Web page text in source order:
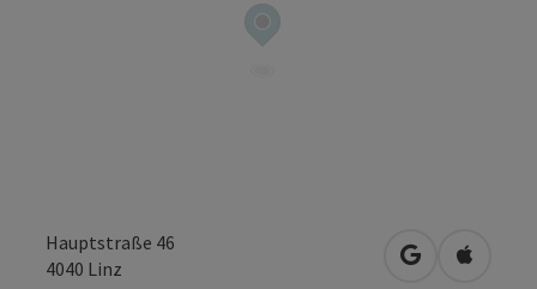
Hauptstraße 46
4040 Linz in Google
in